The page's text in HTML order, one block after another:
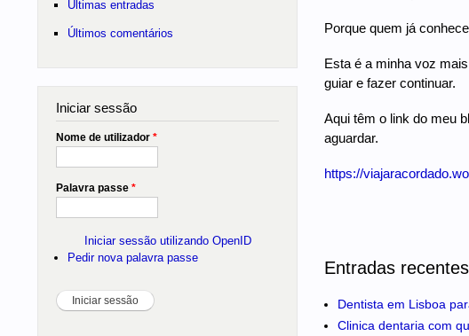
Porque quem já
Esta é a minha voz
guiar e fazer continuar.
Aqui têm o link do meu
aguardar.
https://
Entradas
Dentista em Lisboa
Clinica dentaria com
Últimas entradas
Últimos comentários
Iniciar sessão
Nome de utilizador *
Palavra passe *
Iniciar sessão utilizando OpenID
Pedir nova palavra passe